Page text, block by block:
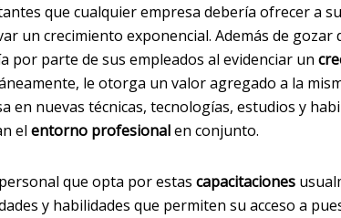
que cualquier empresa debería ofrecer a
un crecimiento exponencial. Además de gozar
por parte de sus empleados al evidenciar un
le otorga un valor agregado a la
en nuevas técnicas, tecnologías, estudios y
el entorno profesionalen conjunto.
que opta por estas capacitaciones
y habilidades que permiten su acceso a